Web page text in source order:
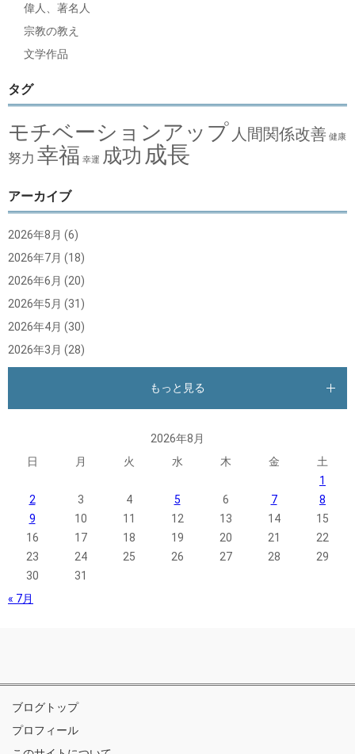
偉人、著名人
宗教の教え
文学作品
タグ
モチベーションアップ 人間関係改善 健康
努力 幸福 幸運 成功 成長
アーカイブ
2026年8月 (6)
2026年7月 (18)
2026年6月 (20)
2026年5月 (31)
2026年4月 (30)
2026年3月 (28)
もっと見る
2026年8月
日
月 火 水 木 金
土
1
2
3 4 5 6 7
8
9
10 11 12 13 14
15
16
17 18 19 20 21
22
23
24 25 26 27 28
29
30
31
« 7月
ブログトップ
プロフィール